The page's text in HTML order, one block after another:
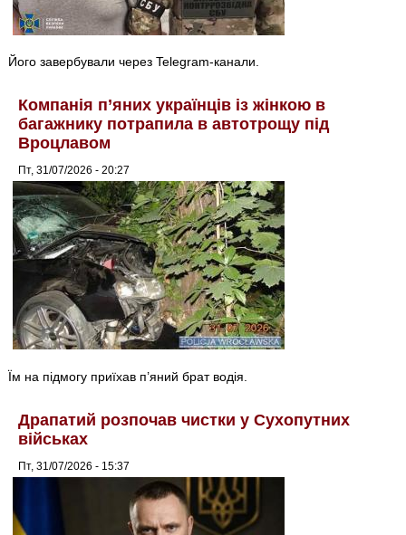
Його завербували через Telegram-канали.
Компанія п’яних українців із жінкою в
багажнику потрапила в автотрощу під
Вроцлавом
Пт, 31/07/2026 - 20:27
Їм на підмогу приїхав п’яний брат водія.
Драпатий розпочав чистки у Сухопутних
військах
Пт, 31/07/2026 - 15:37